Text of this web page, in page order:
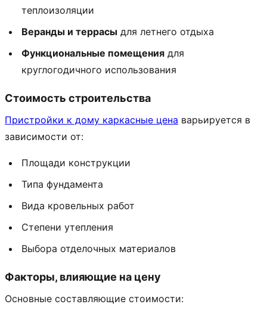
теплоизоляции
Веранды и террасы для летнего отдыха
Функциональные помещения для
круглогодичного использования
Стоимость строительства
Пристройки к дому каркасные цена варьируется в
зависимости от:
Площади конструкции
Типа фундамента
Вида кровельных работ
Степени утепления
Выбора отделочных материалов
Факторы, влияющие на цену
Основные составляющие стоимости: